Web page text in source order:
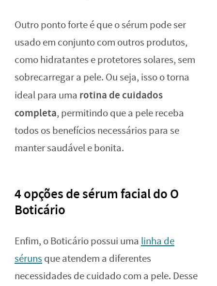
Outro ponto forte é que o sérum pode ser
usado em conjunto com outros produtos,
como hidratantes e protetores solares, sem
sobrecarregar a pele. Ou seja, isso o torna
ideal para uma rotina de cuidados
completa, permitindo que a pele receba
todos os benefícios necessários para se
manter saudável e bonita.
4 opções de sérum facial do O
Boticário
Enfim, o Boticário possui uma linha de
séruns que atendem a diferentes
necessidades de cuidado com a pele. Desse